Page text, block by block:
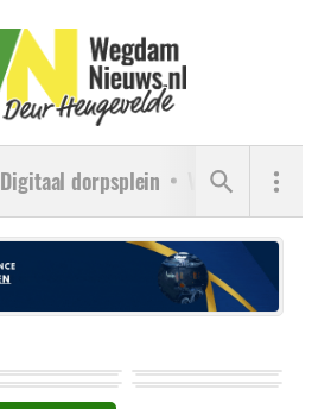
Digitaal dorpsplein Verenigingen